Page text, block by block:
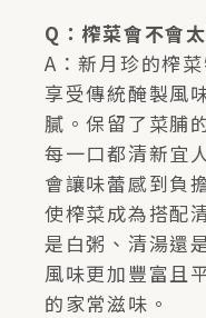
Q：榨菜會不會
A：新月珍的榨
享受傳統醃製風
膩。保留了菜脯
每一口都清新宜
會讓味蕾感到負
使榨菜成為搭配
是白粥、清湯還
風味更加豐富且
的家常滋味。